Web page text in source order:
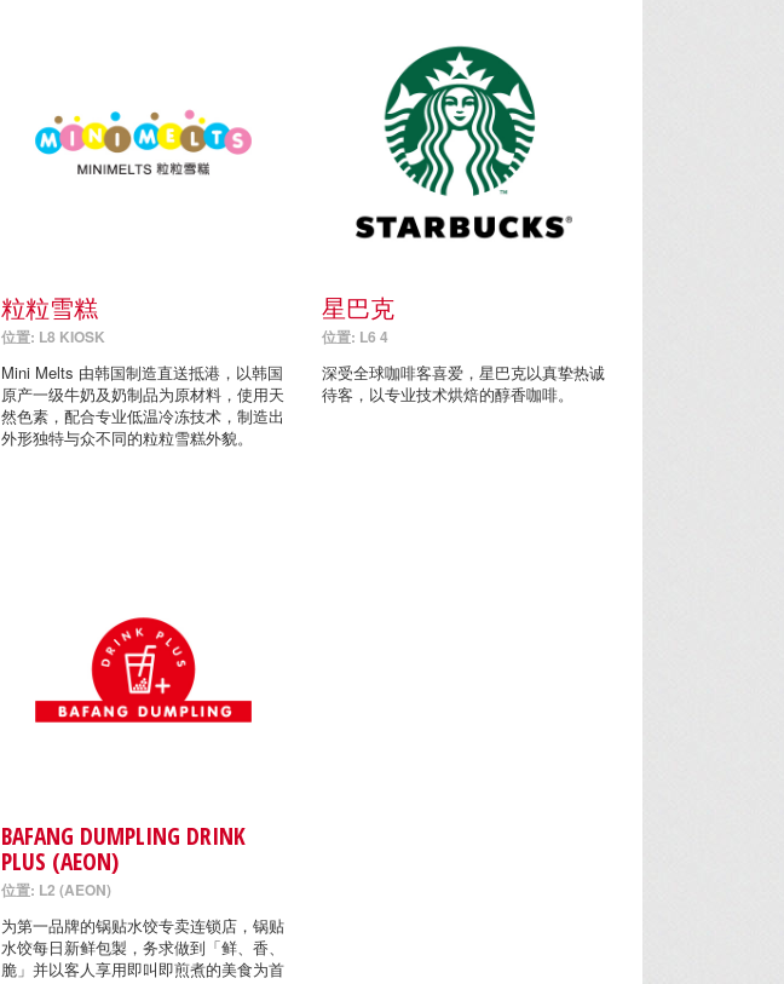
粒粒雪糕
位置: L8 KIOSK
Mini Melts 由韩国制造直送抵港，以韩国
原产一级牛奶及奶制品为原材料，使用天
然色素，配合专业低温冷冻技术，制造出
外形独特与众不同的粒粒雪糕外貌。
星巴克
位置: L6 4
深受全球咖啡客喜爱，星巴克以真挚热诚
待客，以专业技术烘焙的醇香咖啡。
BAFANG DUMPLING DRINK
PLUS (AEON)
位置: L2 (AEON)
为第一品牌的锅贴水饺专卖连锁店，锅贴
水饺每日新鲜包製，务求做到「鲜、香、
脆」并以客人享用即叫即煎煮的美食为首